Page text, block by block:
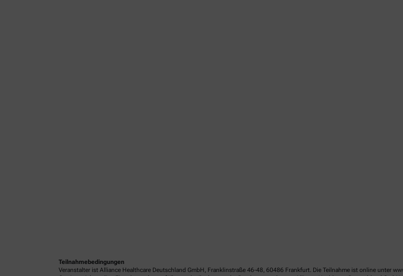
Teilnahmebedingungen
Veranstalter ist Alliance Healthcare Deutschland GmbH, Franklinstraße 46-48, 60486 Frankfurt. Die Teilnahme ist online unter